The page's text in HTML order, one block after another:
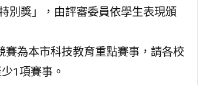
別獎」，由評審委員依學生表現頒
為本市科技教育重點賽事，請各校
1項賽事。